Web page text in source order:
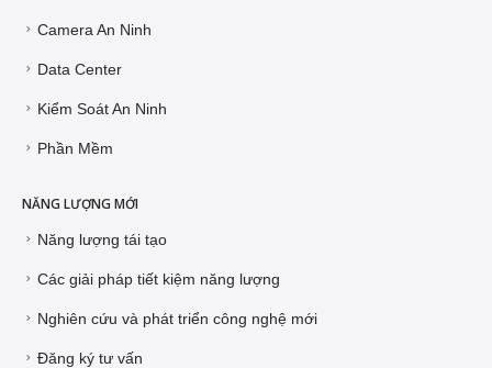
Camera An Ninh
Data Center
Kiểm Soát An Ninh
Phần Mềm
NĂNG LƯỢNG MỚI
Năng lượng tái tạo
Các giải pháp tiết kiệm năng lượng
Nghiên cứu và phát triển công nghệ mới
Đăng ký tư vấn